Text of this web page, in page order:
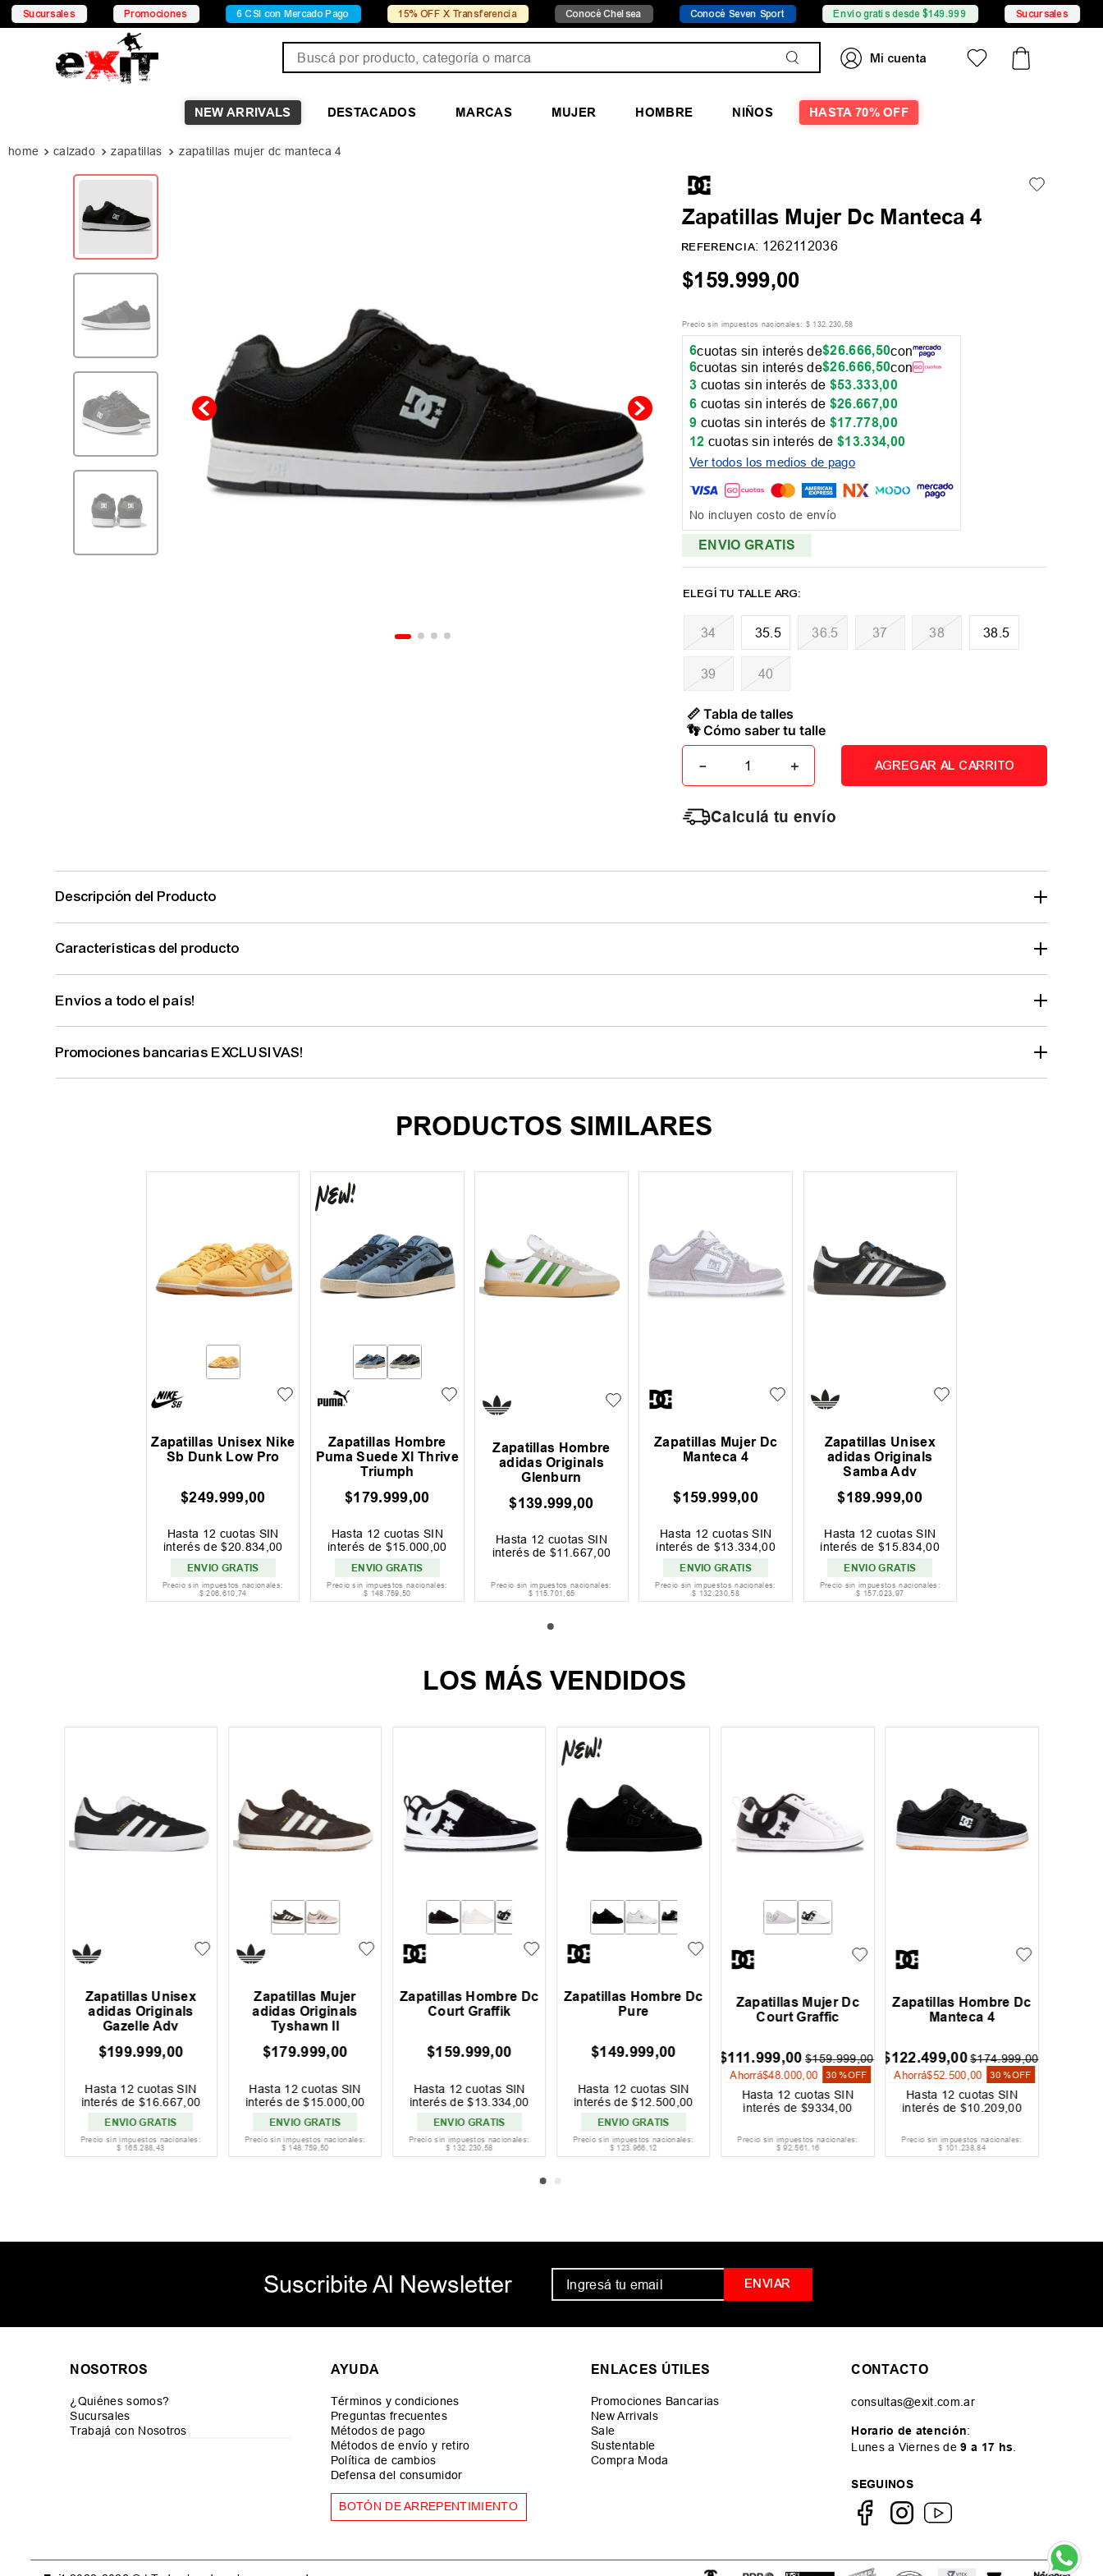
Promociones 6 CSI con Mercado Pago 15% OFF X Transferencia Conocé Chelsea Conocé Seven Sport Envío gratis desde $149.999 Sucursales
NEW ARRIVALS DESTACADOS MARCAS MUJER HOMBRE NIÑOS HASTA 70% OFF
calzado zapatillas zapatillas mujer dc manteca 4
Zapatillas Mujer Dc Manteca 4
REFERENCIA: 1262112036
$159.999,00
Precio sin impuestos nacionales: $ 132.230,58
6cuotas sin interés de$26.666,50con
6cuotas sin interés de$26.666,50con
3 cuotas sin interés de $53.333,00
6 cuotas sin interés de $26.667,00
9 cuotas sin interés de $17.778,00
12 cuotas sin interés de$13.334,00
Ver todos los medios de pago
No incluyen costo de envío
ENVIO GRATIS
34 35.5 36.5 37 38 38.5
39 40
📏 Tabla de talles
👣 Cómo saber tu talle
＋
－ AGREGAR AL CARRITO
Calculá tu envío
Descripción del Producto
Características del producto
Envíos a todo el país!
Promociones bancarias EXCLUSIVAS!
PRODUCTOS SIMILARES
Zapatillas Unisex Nike
Sb Dunk Low Pro
$249.999,00
Hasta 12 cuotas SIN
interés de$20 834 00
ENVIO GRATIS
Precio sin impuestos nacionales:
$ 206.610,74
Zapatillas Hombre
Puma Suede Xl Thrive
Triumph
$179.999,00
Hasta 12 cuotas SIN
interés de $15 000 ,00
ENVIO GRATIS
Precio sin impuestos nacionales:
$ 148.759,50
Zapatillas Hombre
adidas Originals
Glenburn
$139.999,00
Hasta 12 cuotas SIN
interés de$11 .667 00
Precio sin impuestos nacionales:
$ 115.701,65
Zapatillas Mujer Dc
Manteca 4
$159.999,00
Hasta 12 cuotas SIN
interés de $13 .334 ,00
ENVIO GRATIS
Precio sin impuestos nacionales:
$ 132.230,58
Zapatillas Unisex
adidas Originals
Samba Adv
$189.999,00
Hasta 12 cuotas SIN
interés de $15.834 ,00
ENVIO GRATIS
Precio sin impuestos nacionales:
$ 157.023,97
LOS MÁS VENDIDOS
Zapatillas Unisex
adidas Originals
Samba Adv
$189.999,00
Hasta 12 cuotas SIN
interés de$15 .834 00
ENVIO GRATIS
Precio sin impuestos nacionales:
$ 157.023,97
Zapatillas Hombre
Pure
000 ,00 $144.999
Hasta 12 cuotas SIN
interés de$4834,00
Precio sin impuestos nacionales:
$ 47.933,88
Zapatillas Osiris D3
2001 Hombre
$229.999,00
Hasta 12 cuotas SIN
interés de$19 167 ,00
ENVIO GRATIS
Precio sin impuestos nacionales:
$ 190.081,82
Zapatillas Reebok
Club C Bulc Mujer
PRODUCTO
AGOTADO
Precio sin impuestos nacionales:
$ 90.908,26
Zapatillas Unisex
adidas Originals
Gazelle Adv
$199.999,00
Hasta 12 cuotas SIN
interés de$16.667,00
Precio sin impuestos nacionales:
$ 165.288 ,43
Zapatillas Mujer
adidas Originals
Tyshawn II
$179.999,00
Hasta 12 cuotas SIN
interés de$15.000,00
Precio sin impuestos nacionales:
$ 148 .759,50
Suscribite Al Newsletter ENVIAR
NOSOTROS
¿Quiénes somos?
Sucursales
Trabajá con Nosotros
AYUDA
Términos y condiciones
Preguntas frecuentes
Métodos de pago
Métodos de envío y retiro
Política de cambios
Defensa del consumidor
BOTÓN DE ARREPENTIMIENTO
ENLACES ÚTILES
Promociones Bancarias
New Arrivals
Sale
Sustentable
Compra Moda
CONTACTO
consultas@exit.com.ar
Horario de atención:
Lunes a Viernes de9 a 17 hs
SEGUINOS